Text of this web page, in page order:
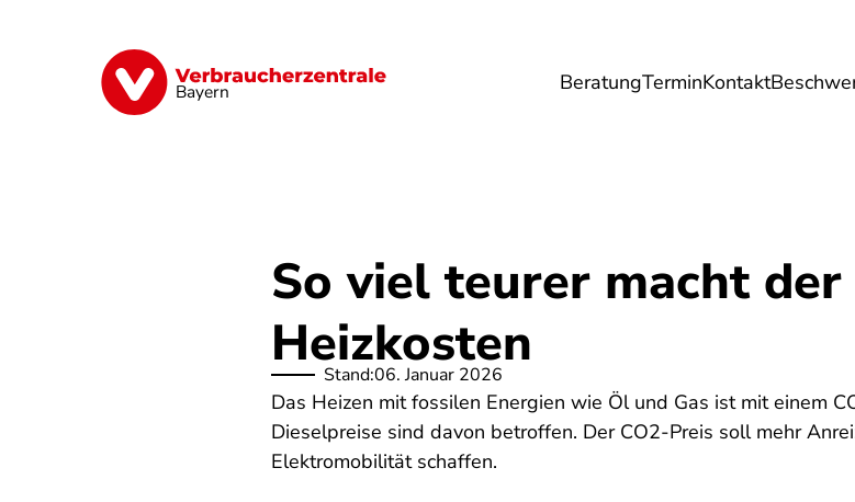
Bayern BeratungTerminKontakt
Finanzen Digitales Lebensmittel Umwelt Gesundheit
So viel teurer macht der
Heizkosten
Stand:06. Januar 2026
Das Heizen mit fossilen Energien wie Öl und Gas ist mit einem
Dieselpreise sind davon betroffen. Der CO2-Preis soll mehr
Elektromobilität schaffen.